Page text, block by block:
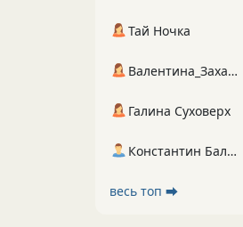
Тай Ночка
Валентина_Захарова
Галина Суховерх
Константин Балухта
весь топ ⮕